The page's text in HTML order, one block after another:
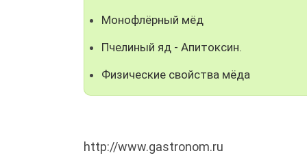
Монофлёрный мёд
Пчелиный яд - Апитоксин.
Физические свойства мёда
http://www.gastronom.ru